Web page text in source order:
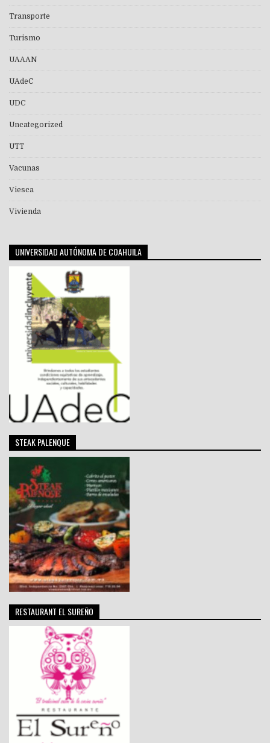
Transporte
Turismo
UAAAN
UAdeC
UDC
Uncategorized
UTT
Vacunas
Viesca
Vivienda
UNIVERSIDAD AUTÓNOMA DE COAHUILA
STEAK PALENQUE
RESTAURANT EL SUREÑO